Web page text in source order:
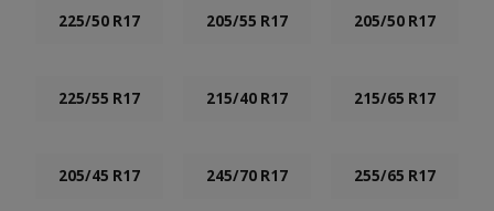
225/50 R17 205/55 R17 205/50 R17
225/55 R17 215/40 R17 215/65 R17
205/45 R17 245/70 R17 255/65 R17